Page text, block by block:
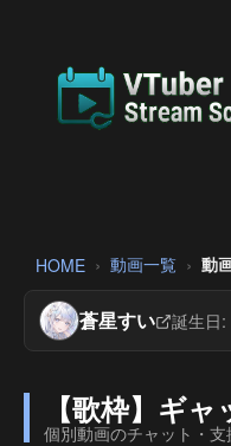
HOME 動画一覧 動
蒼星すい 誕生日:
【歌枠】ギ
個別動画のチャット・